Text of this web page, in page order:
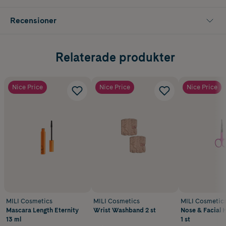
Recensioner
Relaterade produkter
Nice Price
MILI Cosmetics
Mascara Length Eternity
13 ml
Nice Price
MILI Cosmetics
Wrist Washband 2 st
Nice Price
MILI
Nose & Facial
1 st